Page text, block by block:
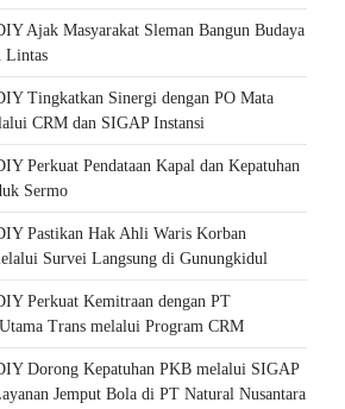
Ajak Masyarakat Sleman Bangun Budaya
Lintas
Tingkatkan Sinergi dengan PO Mata
CRM dan SIGAP Instansi
Perkuat Pendataan Kapal dan Kepatuhan
Sermo
Pastikan Hak Ahli Waris Korban
Survei Langsung di Gunungkidul
Perkuat Kemitraan dengan PT
Trans melalui Program CRM
Dorong Kepatuhan PKB melalui SIGAP
Jemput Bola di PT Natural Nusantara